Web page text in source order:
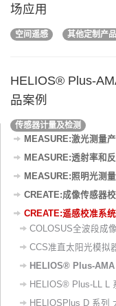
场应用
空间遥感 其他定制产品
HELIOS® Plus-
品案例
传感器计量及检测
MEASURE:激光测量
MEASURE:透射率和
MEASURE:照明光测
CREATE:成像传感器
CREATE:遥感校准系统
COLOSUS全波段成
CCS准直太阳光模拟
HELIOS® Plus-AMA
HELIOS® Plus-LL L
HELIOSPlus D 系列